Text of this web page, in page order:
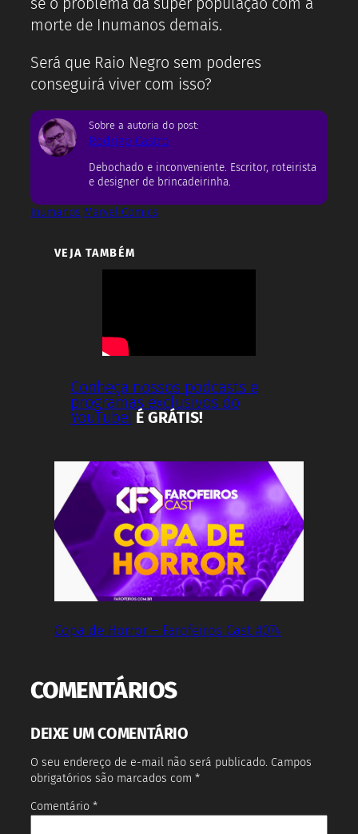
se o problema da super população com a
morte de Inumanos demais.
Será que Raio Negro sem poderes
conseguirá viver com isso?
Sobre a autoria do post:
Rodrigo Castro
Debochado e inconveniente. Escritor, roteirista
e designer de brincadeirinha.
Inumanos Marvel Comics
VEJA TAMBÉM
Conheça nossos podcasts e
programas exclusivos do
YouTube! É GRÁTIS!
Copa de Horror – Farofeiros Cast #074
COMENTÁRIOS
DEIXE UM COMENTÁRIO
O seu endereço de e-mail não será publicado. Campos
obrigatórios são marcados com *
Comentário *